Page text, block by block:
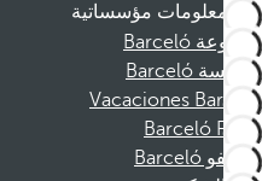
معلومات مؤسساتية
مجموعة Barceló
مؤسسة Barceló
Vacaciones Barceló
Barceló Films
موظفو Barceló